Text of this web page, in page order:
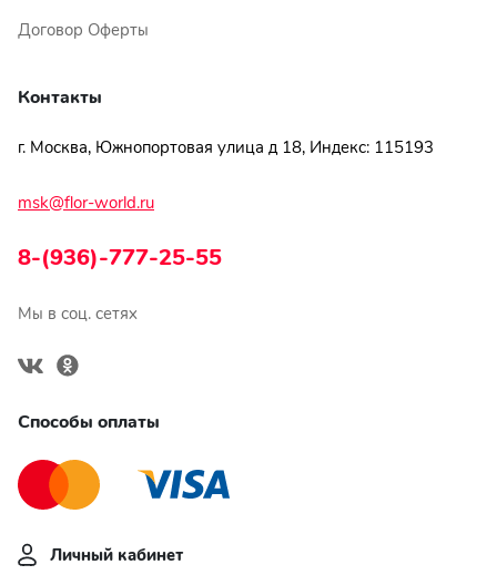
Договор Оферты
Контакты
г. Москва, Южнопортовая улица д 18, Индекс: 115193
msk@flor-world.ru
8-(936)-777-25-55
Мы в соц. сетях
Способы оплаты
Личный кабинет